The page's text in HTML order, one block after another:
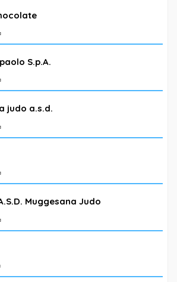
S.p.A.
judo a.s.d.
Muggesana Judo